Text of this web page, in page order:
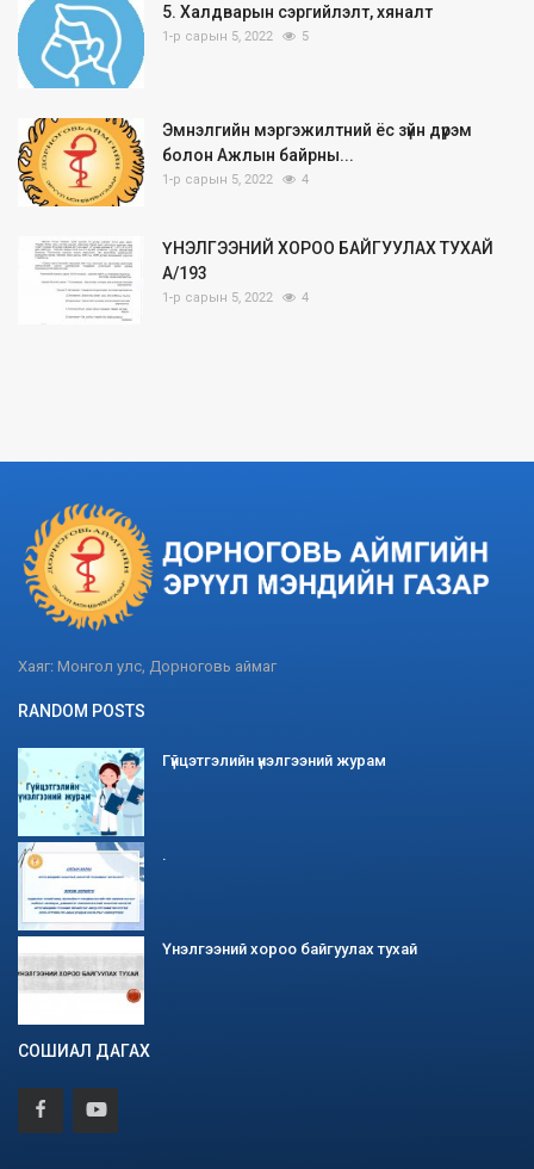
5. Халдварын сэргийлэлт, хяналт
1-р сарын 5, 2022 5
Эмнэлгийн мэргэжилтний ёс зүйн дүрэм
болон Ажлын байрны...
1-р сарын 5, 2022 4
ҮНЭЛГЭЭНИЙ ХОРОО БАЙГУУЛАХ ТУХАЙ
А/193
1-р сарын 5, 2022 4
Хаяг: Монгол улс, Дорноговь аймаг
RANDOM POSTS
Гүйцэтгэлийн үнэлгээний журам
.
Үнэлгээний хороо байгуулах тухай
СОШИАЛ ДАГАХ